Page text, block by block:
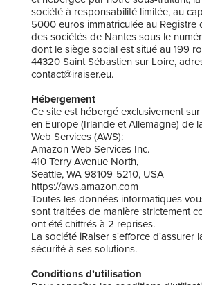
société à responsabilité limitée, au
5000 euros immatriculée au Registre
des sociétés de Nantes sous le
dont le siège social est situé au 199
44320 Saint Sébastien sur Loire,
contact@iraiser.eu.
Hébergement
Ce site est hébergé exclusivement
en Europe (Irlande et Allemagne) de
Web Services (AWS):
Amazon Web Services Inc.
410 Terry Avenue North,
Seattle, WA 98109-5210, USA
https://aws.amazon.com
Toutes les données informatiques
sont traitées de manière strictement
ont été chiffrés à 2 reprises.
La société iRaiser s'efforce d'assurer
sécurité à ses solutions.
Conditions d’utilisation